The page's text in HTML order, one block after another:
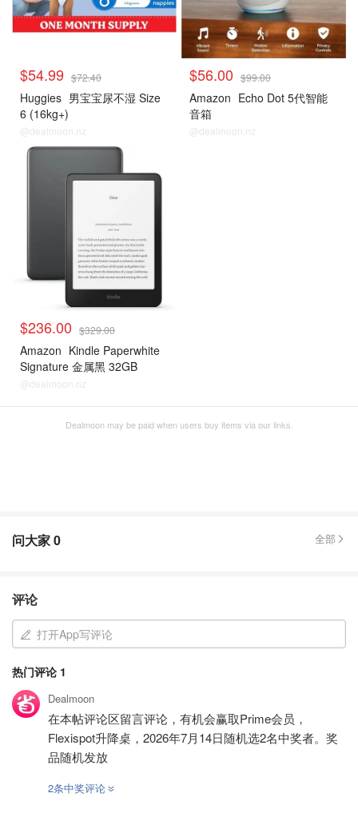
$54.99 $72.40
Huggies 男宝宝尿不湿 Size
6 (16kg+)
@dealmoon.nz
$56.00 $99.00
Amazon Echo Dot 5代智能
音箱
@dealmoon.nz
$236.00 $329.00
Amazon Kindle Paperwhite
Signature 金属黑 32GB
@dealmoon.nz
Dealmoon may be paid when users buy items via our links.
问大家0 全部
评论
打开App写评论
热门评论 1
Dealmoon
在本帖评论区留言评论，有机会赢取Prime会员，
Flexispot升降桌，2026年7月14日随机选2名中奖者。奖
品随机发放
2条中奖评论